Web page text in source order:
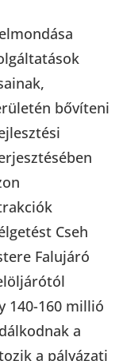
bővíteni
Cseh
Falujáró
140-160 millió
a
a pályázati